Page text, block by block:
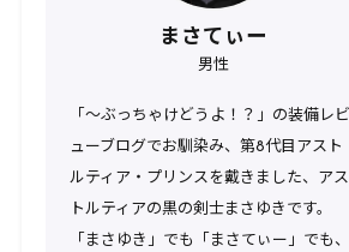
まさてぃー
男性
「～ぶっちゃけどうよ！？」の装備レビ
ューブログでお馴染み、第8代目アスト
ルティア・プリンスを戴きました、アス
トルティアの黒の剣士まさゆきです。
「まさゆき」でも「まさてぃー」でも、